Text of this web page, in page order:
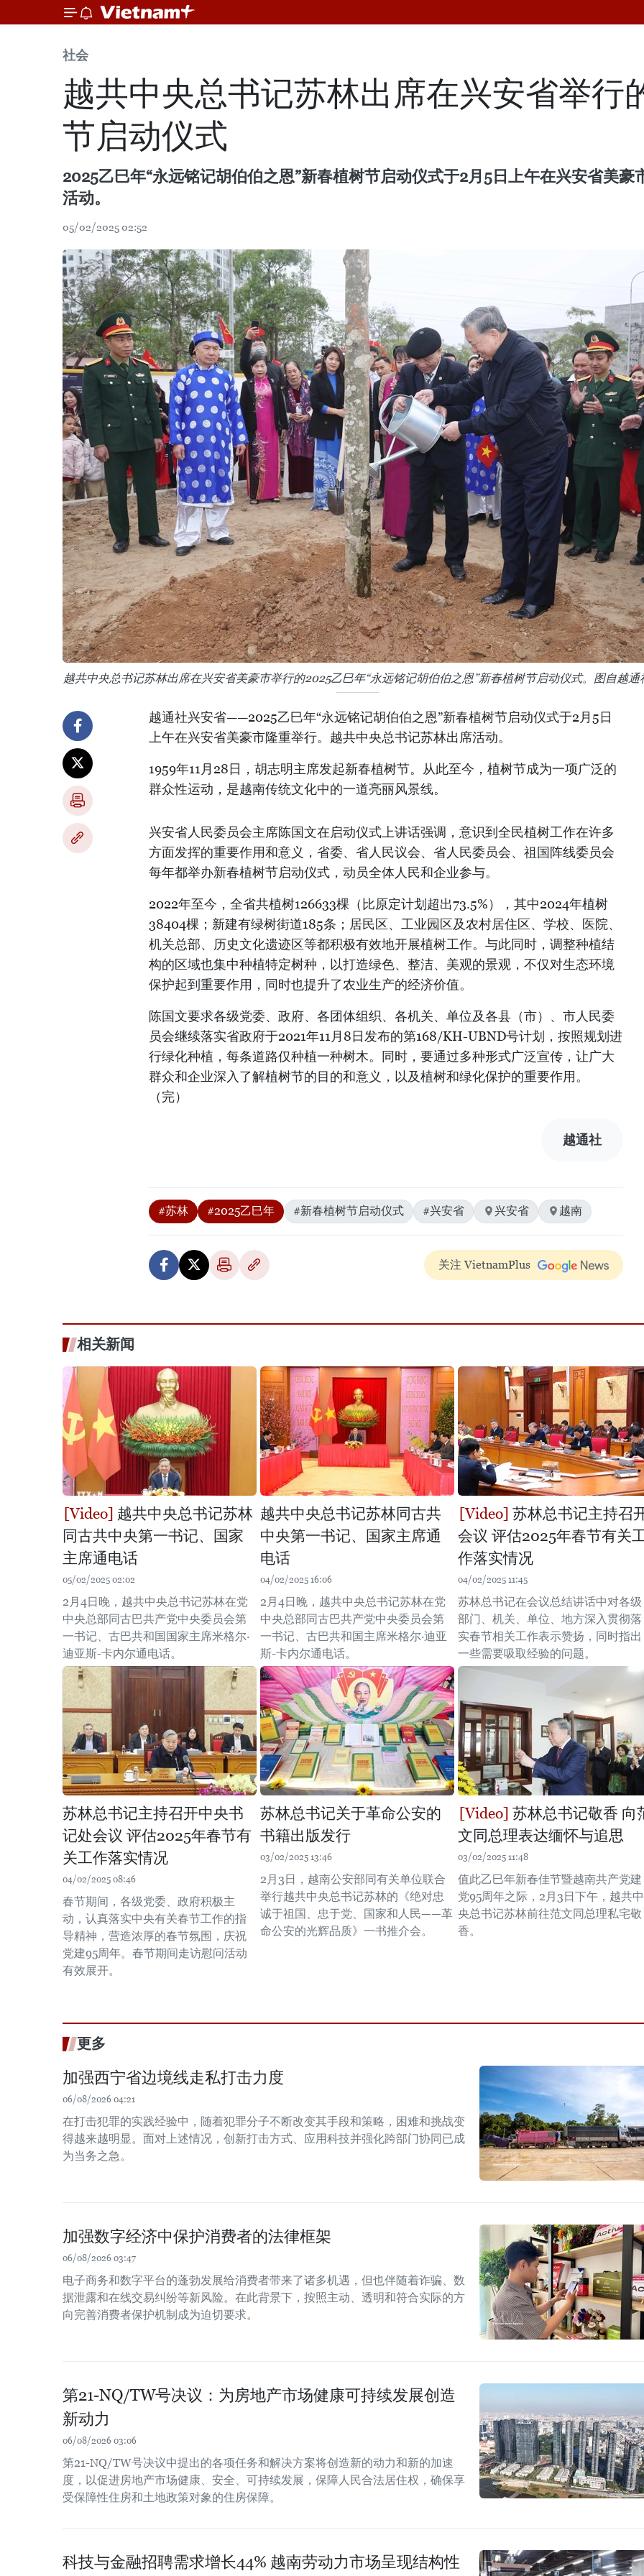
社会
越共中央总书记苏林出席在兴安省举行
节启动仪式
2025乙巳年“永远铭记胡伯伯之恩”新春植树节启动仪式于2月5日上午在兴安省美
活动。
05/02/2025 02:52
越共中央总书记苏林出席在兴安省美豪市举行的2025乙巳年“永远铭记胡伯伯之恩”新春植树节启动仪式。图自越通
越通社兴安省——2025乙巳年“永远铭记胡伯伯之恩”新春植树节启动仪式于2月5日
上午在兴安省美豪市隆重举行。越共中央总书记苏林出席活动。
1959年11月28日，胡志明主席发起新春植树节。从此至今，植树节成为一项广泛的
群众性运动，是越南传统文化中的一道亮丽风景线。
兴安省人民委员会主席陈国文在启动仪式上讲话强调，意识到全民植树工作在许多
方面发挥的重要作用和意义，省委、省人民议会、省人民委员会、祖国阵线委员会
每年都举办新春植树节启动仪式，动员全体人民和企业参与。
2022年至今，全省共植树126633棵（比原定计划超出73.5%），其中2024年植树
38404棵；新建有绿树街道185条；居民区、工业园区及农村居住区、学校、医院、
机关总部、历史文化遗迹区等都积极有效地开展植树工作。与此同时，调整种植结
构的区域也集中种植特定树种，以打造绿色、整洁、美观的景观，不仅对生态环境
保护起到重要作用，同时也提升了农业生产的经济价值。
陈国文要求各级党委、政府、各团体组织、各机关、单位及各县（市）、市人民委
员会继续落实省政府于2021年11月8日发布的第168/KH-UBND号计划，按照规划进
行绿化种植，每条道路仅种植一种树木。同时，要通过多种形式广泛宣传，让广大
群众和企业深入了解植树节的目的和意义，以及植树和绿化保护的重要作用。
（完）
越通社
#苏林 #2025乙巳年 #新春植树节启动仪式 #兴安省 兴安省 越南
关注 VietnamPlus
相关新闻
越共中央总书记苏林
同古共中央第一书记、国家
主席通电话
05/02/2025 02:02
2月4日晚，越共中央总书记苏林在党
中央总部同古巴共产党中央委员会第
一书记、古巴共和国国家主席米格尔·
迪亚斯-卡内尔通电话。
越共中央总书记苏林同古共
中央第一书记、国家主席通
电话
04/02/2025 16:06
2月4日晚，越共中央总书记苏林在党
中央总部同古巴共产党中央委员会第
一书记、古巴共和国主席米格尔·迪亚
斯-卡内尔通电话。
苏林总书记主持召
会议 评估2025年春节有关
作落实情况
04/02/2025 11:45
苏林总书记在会议总结讲话中对各级
部门、机关、单位、地方深入贯彻落
实春节相关工作表示赞扬，同时指出
一些需要吸取经验的问题。
苏林总书记主持召开中央书
记处会议 评估2025年春节有
关工作落实情况
04/02/2025 08:46
春节期间，各级党委、政府积极主
动，认真落实中央有关春节工作的指
导精神，营造浓厚的春节氛围，庆祝
党建95周年。春节期间走访慰问活动
有效展开。
苏林总书记关于革命公安的
书籍出版发行
03/02/2025 13:46
2月3日，越南公安部同有关单位联合
举行越共中央总书记苏林的《绝对忠
诚于祖国、忠于党、国家和人民——革
命公安的光辉品质》一书推介会。
苏林总书记敬香 向
文同总理表达缅怀与追思
03/02/2025 11:48
值此乙巳年新春佳节暨越南共产党建
党95周年之际，2月3日下午，越共中
央总书记苏林前往范文同总理私宅敬
香。
更多
加强西宁省边境线走私打击力度
06/08/2026 04:21
在打击犯罪的实践经验中，随着犯罪分子不断改变其手段和策略，困难和挑战变
得越来越明显。面对上述情况，创新打击方式、应用科技并强化跨部门协同已成
为当务之急。
加强数字经济中保护消费者的法律框架
06/08/2026 03:47
电子商务和数字平台的蓬勃发展给消费者带来了诸多机遇，但也伴随着诈骗、数
据泄露和在线交易纠纷等新风险。在此背景下，按照主动、透明和符合实际的方
向完善消费者保护机制成为迫切要求。
第21-NQ/TW号决议：为房地产市场健康可持续发展创造
新动力
06/08/2026 03:06
第21-NQ/TW号决议中提出的各项任务和解决方案将创造新的动力和新的加速
度，以促进房地产市场健康、安全、可持续发展，保障人民合法居住权，确保享
受保障性住房和土地政策对象的住房保障。
科技与金融招聘需求增长44% 越南劳动力市场呈现结构性